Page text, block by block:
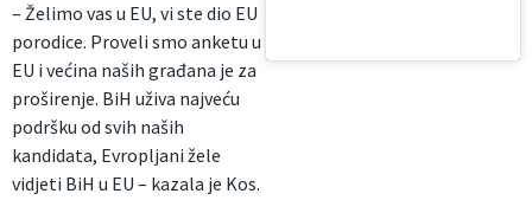
– Želimo vas u EU, vi ste dio EU
porodice. Proveli smo anketu u
EU i većina naših građana je za
proširenje. BiH uživa najveću
podršku od svih naših
kandidata, Evropljani žele
vidjeti BiH u EU – kazala je Kos.